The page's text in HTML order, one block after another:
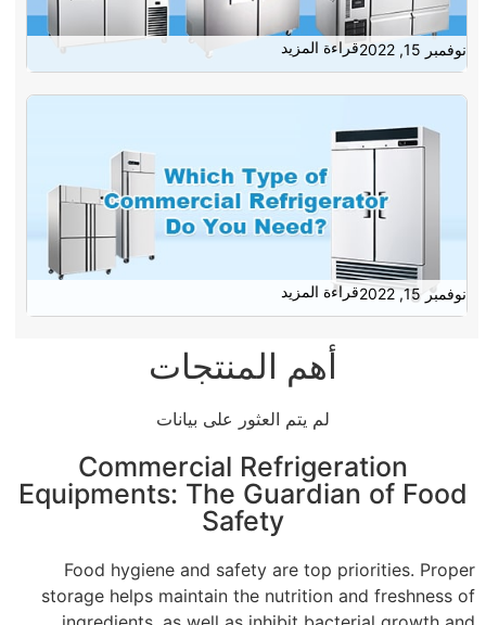
نوفمبر 15, 2022 قراءة المزيد
نوفمبر 15, 2022 قراءة المزيد
أهم المنتجات
لم يتم العثور على بيانات
Commercial Refrigeration
Equipments: The Guardian of Food
Safety
Food hygiene and safety are top priorities. Proper
storage helps maintain the nutrition and freshness of